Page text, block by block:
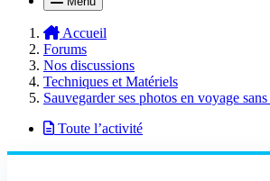
Accueil
Forums
Nos discussions
Techniques et Matériels
Sauvegarder ses photos en voyage
Toute l’activité